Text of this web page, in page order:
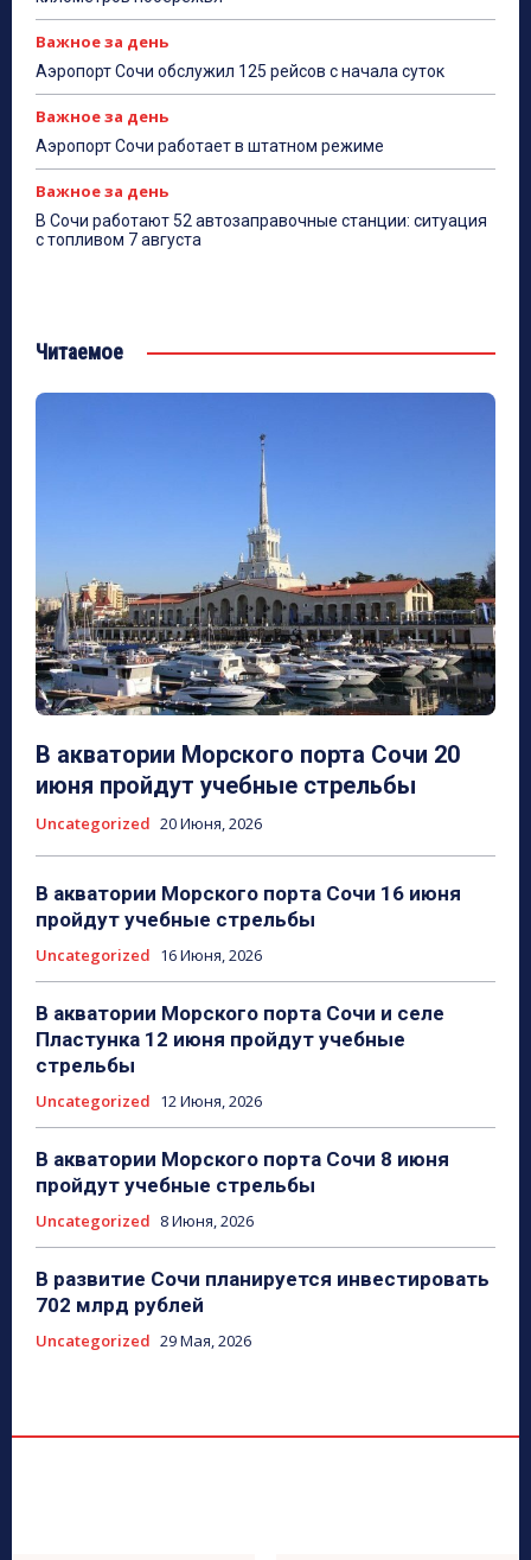
Важное за день
Аэропорт Сочи обслужил 125 рейсов с начала суток
Важное за день
Аэропорт Сочи работает в штатном режиме
Важное за день
В Сочи работают 52 автозаправочные станции: ситуация
с топливом 7 августа
Читаемое
В акватории Морского порта Сочи 20
июня пройдут учебные стрельбы
Uncategorized 20 Июня, 2026
В акватории Морского порта Сочи 16 июня
пройдут учебные стрельбы
Uncategorized 16 Июня, 2026
В акватории Морского порта Сочи и селе
Пластунка 12 июня пройдут учебные
стрельбы
Uncategorized 12 Июня, 2026
В акватории Морского порта Сочи 8 июня
пройдут учебные стрельбы
Uncategorized 8 Июня, 2026
В развитие Сочи планируется инвестировать
702 млрд рублей
Uncategorized 29 Мая, 2026